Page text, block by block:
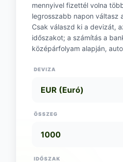
mennyivel fizettél volna
legrosszabb napon váltasz
Csak válaszd ki a devizát,
időszakot; a számítás a
középárfolyam alapján,
DEVIZA
ÖSSZEG
IDŐSZAK